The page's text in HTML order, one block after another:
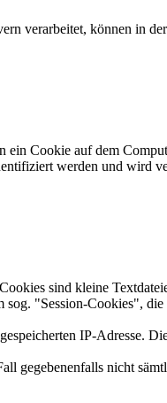
verarbeitet, können in der
Cookie auf dem
werden und wird
sind kleine
"Session-Cookies",
IP-Adresse.
gegebenenfalls nicht